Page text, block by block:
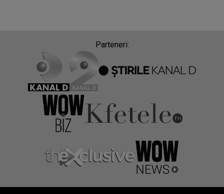
Parteneri: